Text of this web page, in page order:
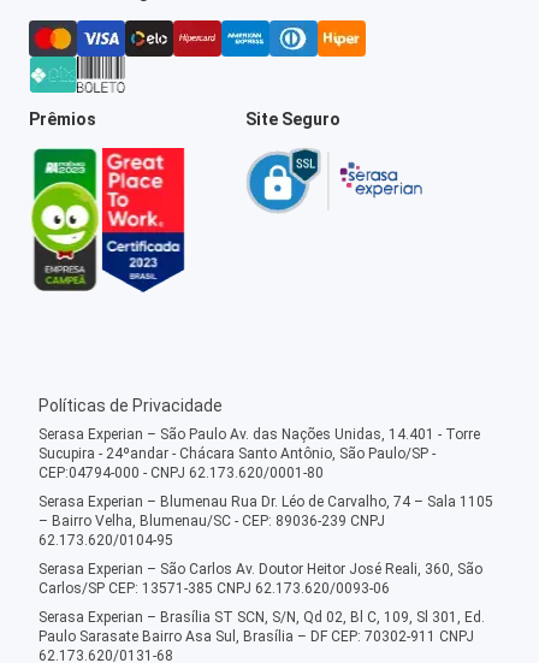
Prêmios Site Seguro
Políticas de Privacidade
Serasa Experian – São Paulo Av. das Nações Unidas, 14.401 - Torre
Sucupira - 24ºandar - Chácara Santo Antônio, São Paulo/SP -
CEP:04794-000 - CNPJ 62.173.620/0001-80
Serasa Experian – Blumenau Rua Dr. Léo de Carvalho, 74 – Sala 1105
– Bairro Velha, Blumenau/SC - CEP: 89036-239 CNPJ
62.173.620/0104-95
Serasa Experian – São Carlos Av. Doutor Heitor José Reali, 360, São
Carlos/SP CEP: 13571-385 CNPJ 62.173.620/0093-06
Serasa Experian – Brasília ST SCN, S/N, Qd 02, Bl C, 109, Sl 301, Ed.
Paulo Sarasate Bairro Asa Sul, Brasília – DF CEP: 70302-911 CNPJ
62.173.620/0131-68